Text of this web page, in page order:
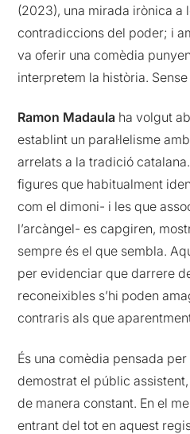
(2023), una mirada irònica a
contradiccions del poder; i
va oferir una comèdia
interpretem la història.
Ramon Madaula ha volgut
establint un paral·lelisme amb
arrelats a la tradició
figures que habitualment
com el dimoni- i les que
l’arcàngel- es capgiren,
sempre és el que sembla.
per evidenciar que darrere
reconeixibles s’hi poden
contraris als que
És una comèdia pensada
demostrat el públic
de manera constant. En el
entrant del tot en aquest